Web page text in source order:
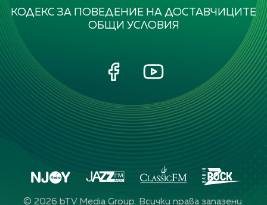
КОДЕКС ЗА ПОВЕДЕНИЕ НА ДОСТАВЧИЦИТЕ
ОБЩИ УСЛОВИЯ
© 2026 bTV Media Group. Всички права запазени.